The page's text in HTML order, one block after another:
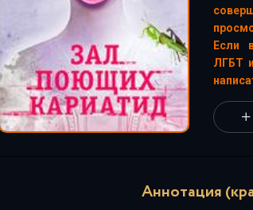
Если
ЛГБТ
Аннотация